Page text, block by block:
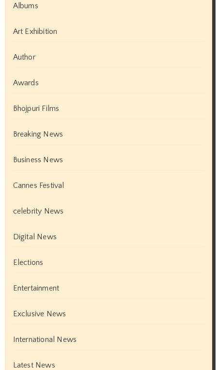
Albums
Art Exhibition
Author
Awards
Bhojpuri Films
Breaking News
Business News
Cannes Festival
celebrity News
Digital News
Elections
Entertainment
Exclusive News
International News
Latest News